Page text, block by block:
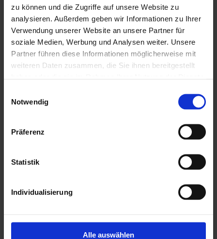
zu können und die Zugriffe auf unsere Website zu
analysieren. Außerdem geben wir Informationen zu Ihrer
Verwendung unserer Website an unsere Partner für
soziale Medien, Werbung und Analysen weiter. Unsere
Partner führen diese Informationen möglicherweise mit
weiteren Daten zusammen, die Sie ihnen bereitgestellt
verwendenden Cookies, geben Sie uns Ihre Einwilligung
zur Nutzung der jeweiligen Cookies. Welche Cookies
dies im Einzelnen sind, erfahren Sie mit der Funktion
„Details anzeigen“. Für weitere Informationen über
Notwendig
Präferenz
Statistik
Individualisierung
Alle auswählen
09875 271
info@schmelzer-bau.de
Jetzt Kontakt aufnehmen
Das könnte Dir auch
gefallen
Maurer
Hierher ziehen & fallen
lassen
oder
Dateien auswählen
0von 5